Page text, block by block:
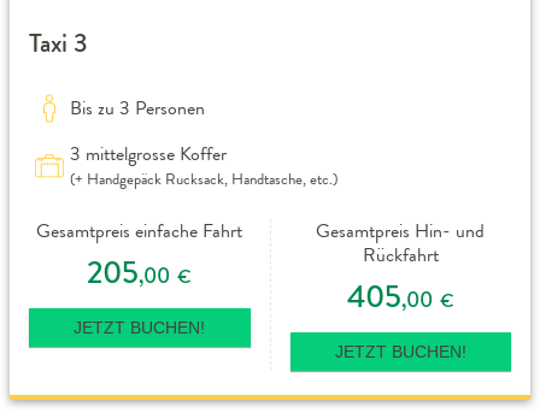
Taxi 3
Bis zu 3 Personen
3 mittelgrosse Koffer
(+ Handgepäck Rucksack, Handtasche, etc.)
Gesamtpreis einfache Fahrt
205,00 €
JETZT BUCHEN!
Gesamtpreis Hin- und
Rückfahrt
405,00 €
JETZT BUCHEN!